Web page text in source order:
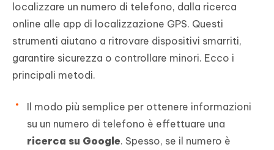
localizzare un numero di telefono, dalla ricerca
online alle app di localizzazione GPS. Questi
strumenti aiutano a ritrovare dispositivi smarriti,
garantire sicurezza o controllare minori. Ecco i
principali metodi.
Il modo più semplice per ottenere informazioni
su un numero di telefono è effettuare una
ricerca su Google. Spesso, se il numero è